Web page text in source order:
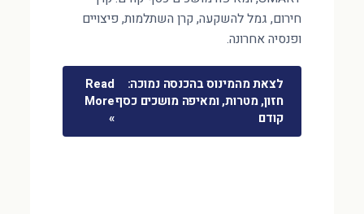
חירום, גמל להשקעה, קרן השתלמות, פיצויים
ופנסיה אחרונה.
לצאת מהמינוס בהכנסה נמוכה:
חזון, מטרות, ומאיפה מושכים כסף
קודם
Read
More
»